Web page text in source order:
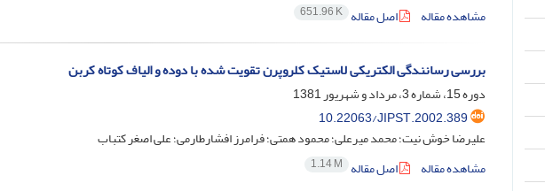
مشاهده مقاله
اصل مقاله 651.96 K
بررسی رسانندگی الکتریکی لاستیک کلروپرن تقویت شده با دوده و الیاف کوتاه کربن
دوره 15، شماره 3، مرداد و شهریور 1381
10.22063/JIPST.2002.389
علیرضا خوش نیت؛ محمد میرعلی؛ محمود همتی؛ فرامرز افشارطارمی؛ علی اصغر کتباب
مشاهده مقاله
اصل مقاله 1.14 M